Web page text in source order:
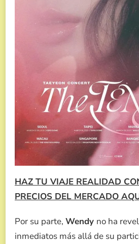
HAZ TU VIAJE REALIDAD
PRECIOS DEL MERCADO
Por su parte, Wendy no ha
inmediatos más allá de su